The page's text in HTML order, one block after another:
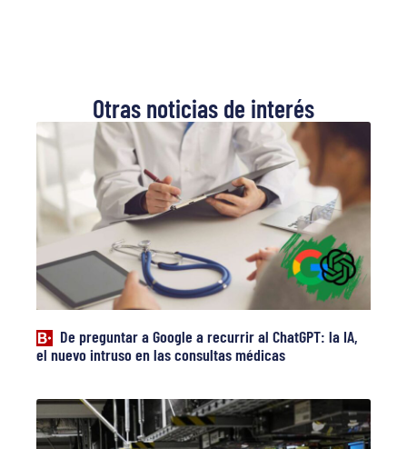
Otras noticias de interés
De preguntar a Google a recurrir al ChatGPT: la IA,
el nuevo intruso en las consultas médicas